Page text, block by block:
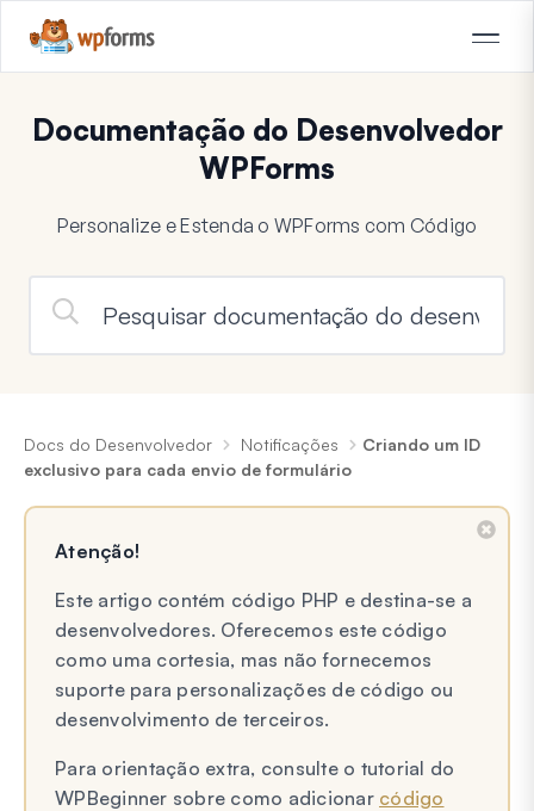
Documentação do Desenvolvedor
WPForms
Personalize e Estenda o WPForms com Código
Docs do Desenvolvedor Notificações
Criando um ID
exclusivo para cada envio de formulário
Atenção!
Este artigo contém código PHP e destina-se a
desenvolvedores. Oferecemos este código
como uma cortesia, mas não fornecemos
suporte para personalizações de código ou
desenvolvimento de terceiros.
Para orientação extra, consulte o tutorial do
WPBeginner sobre como adicionar código